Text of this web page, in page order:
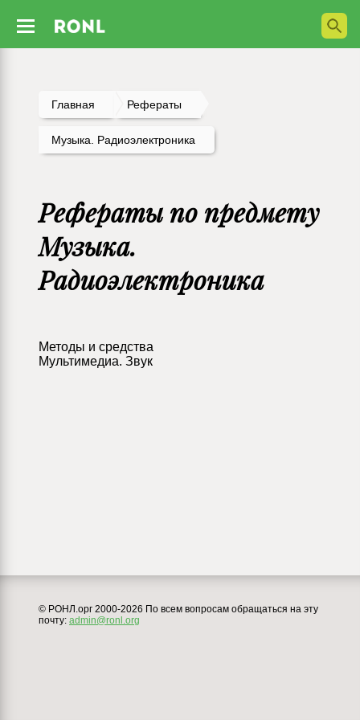
Главная Рефераты
Музыка. Радиоэлектроника
Рефераты по предмету
Музыка.
Радиоэлектроника
Методы и средства
Мультимедиа. Звук
© РОНЛ.орг 2000-2026 По всем вопросам обращаться на эту
почту: admin@ronl.org